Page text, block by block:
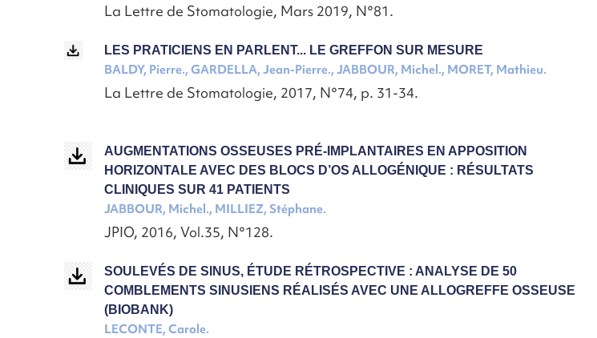
La Lettre de Stomatologie, Mars 2019, N°81.
LES PRATICIENS EN PARLENT... LE GREFFON SUR MESURE
BALDY, Pierre., GARDELLA, Jean-Pierre., JABBOUR, Michel., MORET, Mathieu.
La Lettre de Stomatologie, 2017, N°74, p. 31-34.
AUGMENTATIONS OSSEUSES PRÉ-IMPLANTAIRES EN APPOSITION
HORIZONTALE AVEC DES BLOCS D’OS ALLOGÉNIQUE : RÉSULTATS
CLINIQUES SUR 41 PATIENTS
JABBOUR, Michel., MILLIEZ, Stéphane.
JPIO, 2016, Vol.35, N°128.
SOULEVÉS DE SINUS, ÉTUDE RÉTROSPECTIVE : ANALYSE DE 50
COMBLEMENTS SINUSIENS RÉALISÉS AVEC UNE ALLOGREFFE OSSEUSE
(BIOBANK)
LECONTE, Carole.